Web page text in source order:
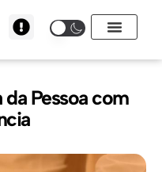
Pessoa com